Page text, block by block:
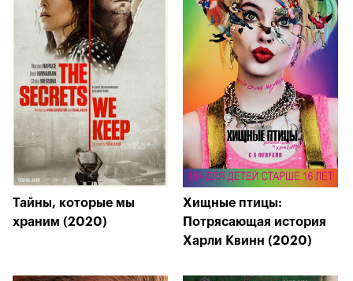
Тайны, которые мы
храним (2020)
Хищные птицы:
Потрясающая история
Харли Квинн (2020)